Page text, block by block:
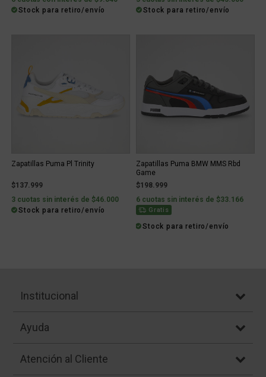
Stock para retiro/envío
Stock para retiro/envío
Zapatillas Puma Pl Trinity
$137.999
3 cuotas sin interés de $46.000
Stock para retiro/envío
Zapatillas Puma BMW MMS Rbd
Game
$198.999
6 cuotas sin interés de $33.166
Gratis
Stock para retiro/envío
Institucional
Ayuda
Atención al Cliente